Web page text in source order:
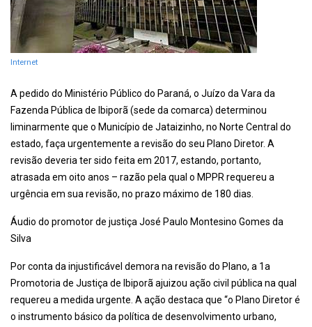
Internet
A pedido do Ministério Público do Paraná, o Juízo da Vara da
Fazenda Pública de Ibiporã (sede da comarca) determinou
liminarmente que o Município de Jataizinho, no Norte Central do
estado, faça urgentemente a revisão do seu Plano Diretor. A
revisão deveria ter sido feita em 2017, estando, portanto,
atrasada em oito anos – razão pela qual o MPPR requereu a
urgência em sua revisão, no prazo máximo de 180 dias.
Áudio do promotor de justiça José Paulo Montesino Gomes da
Silva
Por conta da injustificável demora na revisão do Plano, a 1a
Promotoria de Justiça de Ibiporã ajuizou ação civil pública na qual
requereu a medida urgente. A ação destaca que “o Plano Diretor é
o instrumento básico da política de desenvolvimento urbano,